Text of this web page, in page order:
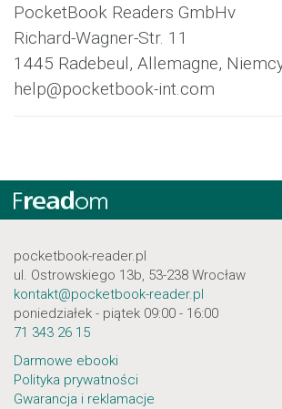
PocketBook Readers GmbHv
Richard-Wagner-Str. 11
1445 Radebeul, Allemagne,
help@pocketbook-int.com
pocketbook-reader.pl
ul. Ostrowskiego 13b, 53-238 Wrocław
kontakt@pocketbook-reader.pl
poniedziałek - piątek 09:00 - 16:00
71 343 26 15
Darmowe ebooki
Polityka prywatności
Gwarancja i reklamacje